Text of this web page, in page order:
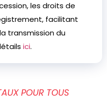
les droits de
facilitant
transmission du
ici.
POUR TOUS